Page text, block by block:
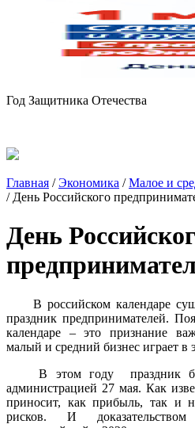
Год Защитника Отечества
Главная /Экономика /Малое и
/ День Российского
День
В российском календаре
праздник предпринимателей.
календаре – это признание
малый и средний бизнес играет
В этом году праздник был
администрацией 27 мая. Как
приносит, как прибыль, так и
рисков. И